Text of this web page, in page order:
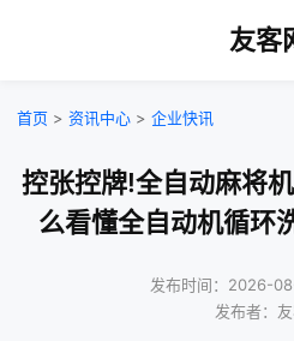
友客
首页 > 资讯中心 > 企业快讯
控张控牌!全自动麻将
么看懂全自动机循环
发布时间：2026-
发布者：